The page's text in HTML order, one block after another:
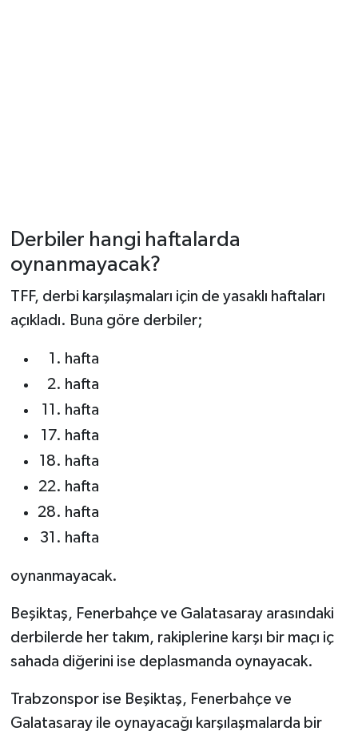
Derbiler hangi haftalarda
oynanmayacak?
TFF, derbi karşılaşmaları için de yasaklı haftaları
açıkladı. Buna göre derbiler;
hafta
hafta
hafta
hafta
hafta
hafta
hafta
hafta
oynanmayacak.
Beşiktaş, Fenerbahçe ve Galatasaray arasındaki
derbilerde her takım, rakiplerine karşı bir maçı iç
sahada diğerini ise deplasmanda oynayacak.
Trabzonspor ise Beşiktaş, Fenerbahçe ve
Galatasaray ile oynayacağı karşılaşmalarda bir